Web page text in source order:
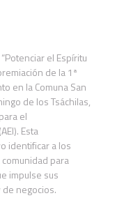
el Espíritu
de la 1ª
en la Comuna San
de los Tsáchilas,
el
Esta
identificar a los
para
impulse sus
negocios.